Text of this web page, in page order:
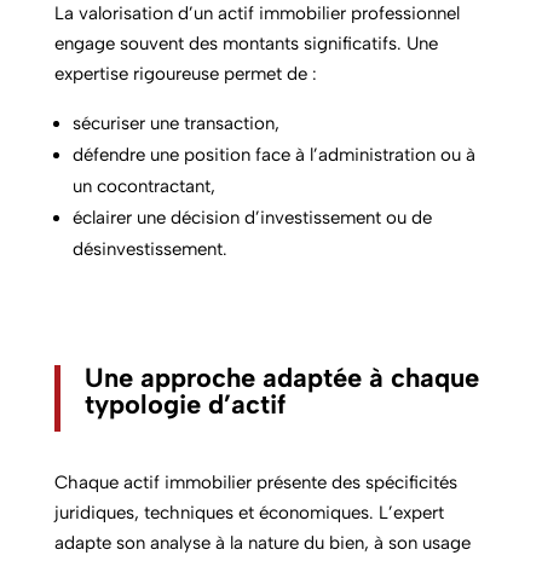
La valorisation d’un actif immobilier professionnel
engage souvent des montants significatifs. Une
expertise rigoureuse permet de :
sécuriser une transaction,
défendre une position face à l’administration ou à
un cocontractant,
éclairer une décision d’investissement ou de
désinvestissement.
Une approche adaptée à chaque
typologie d’actif
Chaque actif immobilier présente des spécificités
juridiques, techniques et économiques. L’expert
adapte son analyse à la nature du bien, à son usage